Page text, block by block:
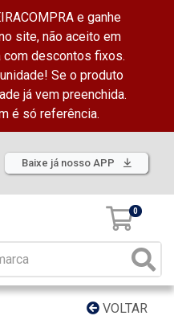
e ganhe
site, não aceito em
com descontos fixos.
Se o produto
já vem preenchida.
é só referência.
Baixe já nosso APP
0
VOLTAR